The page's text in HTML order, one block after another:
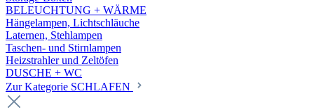
BELEUCHTUNG + WÄRME
Hängelampen, Lichtschläuche
Laternen, Stehlampen
Taschen- und Stirnlampen
Heizstrahler und Zeltöfen
DUSCHE + WC
Zur Kategorie SCHLAFEN